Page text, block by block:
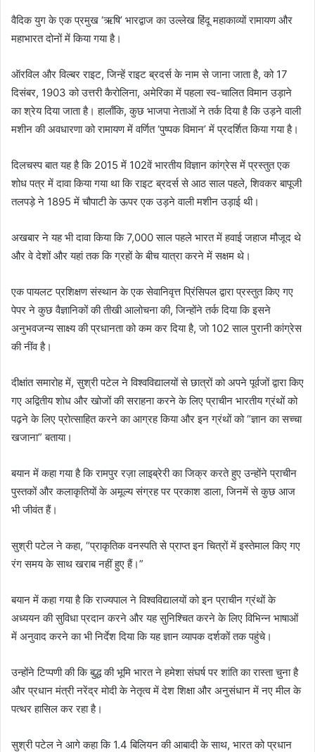
वैदिक युग के एक प्रमुख ‘ऋषि’ भारद्वाज का उल्लेख हिंदू महाकाव्यों रामायण और
महाभारत दोनों में किया गया है।
ऑरविल और विल्बर राइट, जिन्हें राइट ब्रदर्स के नाम से जाना जाता है, को 17
दिसंबर, 1903 को उत्तरी कैरोलिना, अमेरिका में पहला स्व-चालित विमान उड़ाने
का श्रेय दिया जाता है। हालाँकि, कुछ भाजपा नेताओं ने तर्क दिया है कि उड़ने वाली
मशीन की अवधारणा को रामायण में वर्णित ‘पुष्पक विमान’ में प्रदर्शित किया गया है।
दिलचस्प बात यह है कि 2015 में 102वें भारतीय विज्ञान कांग्रेस में प्रस्तुत एक
शोध पत्र में दावा किया गया था कि राइट ब्रदर्स से आठ साल पहले, शिवकर बापूजी
तलपड़े ने 1895 में चौपाटी के ऊपर एक उड़ने वाली मशीन उड़ाई थी।
अखबार ने यह भी दावा किया कि 7,000 साल पहले भारत में हवाई जहाज मौजूद थे
और वे देशों और यहां तक ​​कि ग्रहों के बीच यात्रा करने में सक्षम थे।
एक पायलट प्रशिक्षण संस्थान के एक सेवानिवृत्त प्रिंसिपल द्वारा प्रस्तुत किए गए
पेपर ने कुछ वैज्ञानिकों की तीखी आलोचना की, जिन्होंने तर्क दिया कि इसने
अनुभवजन्य साक्ष्य की प्रधानता को कम कर दिया है, जो 102 साल पुरानी कांग्रेस
की नींव है।
दीक्षांत समारोह में, सुश्री पटेल ने विश्वविद्यालयों से छात्रों को अपने पूर्वजों द्वारा किए
गए अद्वितीय शोध और खोजों की सराहना करने के लिए प्राचीन भारतीय ग्रंथों को
पढ़ने के लिए प्रोत्साहित करने का आग्रह किया और इन ग्रंथों को “ज्ञान का सच्चा
खजाना” बताया।
बयान में कहा गया है कि रामपुर रज़ा लाइब्रेरी का जिक्र करते हुए उन्होंने प्राचीन
पुस्तकों और कलाकृतियों के अमूल्य संग्रह पर प्रकाश डाला, जिनमें से कुछ आज
भी जीवंत हैं।
सुश्री पटेल ने कहा, “प्राकृतिक वनस्पति से प्राप्त इन चित्रों में इस्तेमाल किए गए
रंग समय के साथ खराब नहीं हुए हैं।”
बयान में कहा गया है कि राज्यपाल ने विश्वविद्यालयों को इन प्राचीन ग्रंथों के
अध्ययन की सुविधा प्रदान करने और यह सुनिश्चित करने के लिए विभिन्न भाषाओं
में अनुवाद करने का भी निर्देश दिया कि यह ज्ञान व्यापक दर्शकों तक पहुंचे।
उन्होंने टिप्पणी की कि बुद्ध की भूमि भारत ने हमेशा संघर्ष पर शांति का रास्ता चुना है
और प्रधान मंत्री नरेंद्र मोदी के नेतृत्व में देश शिक्षा और अनुसंधान में नए मील के
पत्थर हासिल कर रहा है।
सुश्री पटेल ने आगे कहा कि 1.4 बिलियन की आबादी के साथ, भारत को प्रधान